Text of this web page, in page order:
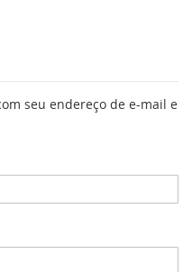
seu endereço de e-mail e